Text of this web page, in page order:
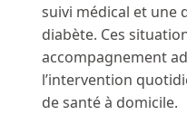
suivi médical et une
diabète. Ces
accompagnement
l’intervention
de santé à domicile.